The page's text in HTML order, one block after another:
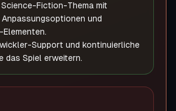
Fiction-Thema mit
und
Support und kontinuierliche
das Spiel erweitern.